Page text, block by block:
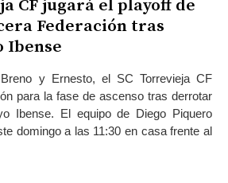
CF jugará el playoff de
Federación tras
Ibense
y Ernesto, el SC Torrevieja CF
para la fase de ascenso tras derrotar
Ibense. El equipo de Diego Piquero
domingo a las 11:30 en casa frente al